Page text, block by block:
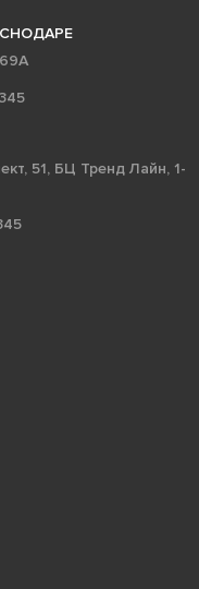
51, БЦ Тренд Лайн, 1-